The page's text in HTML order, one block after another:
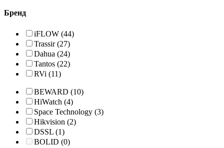
Бренд
iFLOW (44)
Trassir(27)
Dahua (24)
Tantos (22)
RVi (11)
BEWARD (10)
HiWatch (4)
Space Technology (3)
Hikvision (2)
DSSL (1)
BOLID (0)